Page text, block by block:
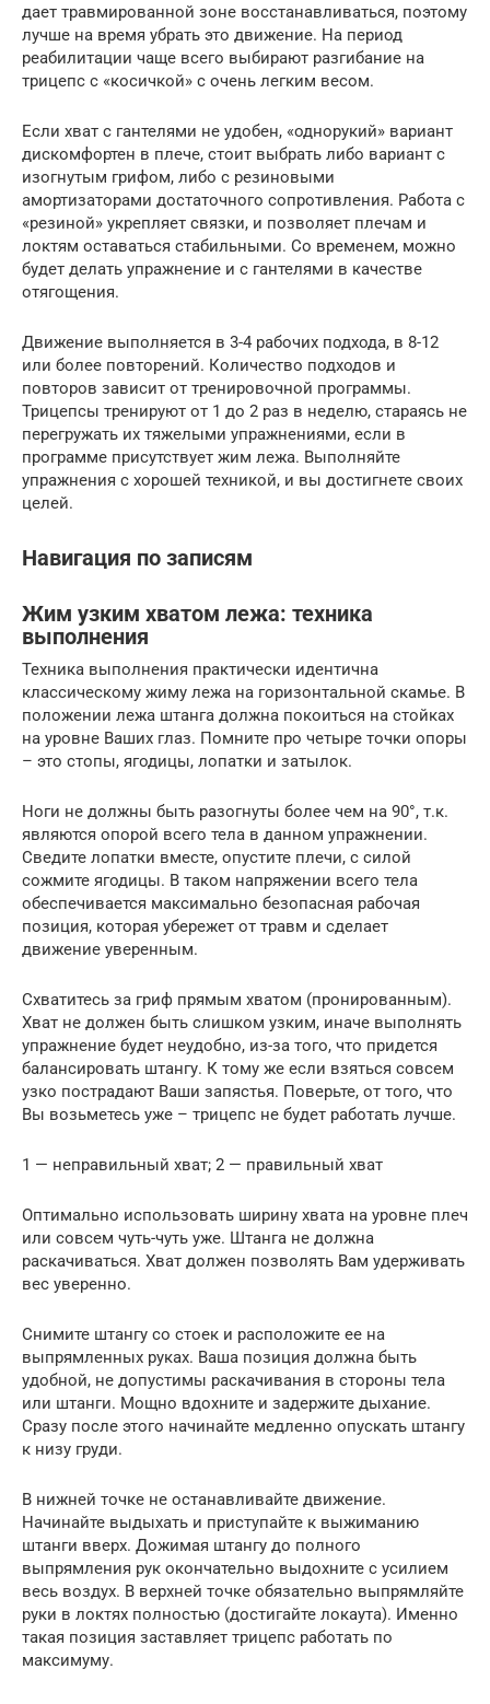
дает травмированной зоне восстанавливаться, поэтому
лучше на время убрать это движение. На период
реабилитации чаще всего выбирают разгибание на
трицепс с «косичкой» с очень легким весом.
Если хват с гантелями не удобен, «однорукий» вариант
дискомфортен в плече, стоит выбрать либо вариант с
изогнутым грифом, либо с резиновыми
амортизаторами достаточного сопротивления. Работа с
«резиной» укрепляет связки, и позволяет плечам и
локтям оставаться стабильными. Со временем, можно
будет делать упражнение и с гантелями в качестве
отягощения.
Движение выполняется в 3-4 рабочих подхода, в 8-12
или более повторений. Количество подходов и
повторов зависит от тренировочной программы.
Трицепсы тренируют от 1 до 2 раз в неделю, стараясь не
перегружать их тяжелыми упражнениями, если в
программе присутствует жим лежа. Выполняйте
упражнения с хорошей техникой, и вы достигнете своих
целей.
Навигация по записям
Жим узким хватом лежа: техника
выполнения
Техника выполнения практически идентична
классическому жиму лежа на горизонтальной скамье. В
положении лежа штанга должна покоиться на стойках
на уровне Ваших глаз. Помните про четыре точки опоры
– это стопы, ягодицы, лопатки и затылок.
Ноги не должны быть разогнуты более чем на 90°, т.к.
являются опорой всего тела в данном упражнении.
Сведите лопатки вместе, опустите плечи, с силой
сожмите ягодицы. В таком напряжении всего тела
обеспечивается максимально безопасная рабочая
позиция, которая убережет от травм и сделает
движение уверенным.
Схватитесь за гриф прямым хватом (пронированным).
Хват не должен быть слишком узким, иначе выполнять
упражнение будет неудобно, из-за того, что придется
балансировать штангу. К тому же если взяться совсем
узко пострадают Ваши запястья. Поверьте, от того, что
Вы возьметесь уже – трицепс не будет работать лучше.
1 — неправильный хват; 2 — правильный хват
Оптимально использовать ширину хвата на уровне плеч
или совсем чуть-чуть уже. Штанга не должна
раскачиваться. Хват должен позволять Вам удерживать
вес уверенно.
Снимите штангу со стоек и расположите ее на
выпрямленных руках. Ваша позиция должна быть
удобной, не допустимы раскачивания в стороны тела
или штанги. Мощно вдохните и задержите дыхание.
Сразу после этого начинайте медленно опускать штангу
к низу груди.
В нижней точке не останавливайте движение.
Начинайте выдыхать и приступайте к выжиманию
штанги вверх. Дожимая штангу до полного
выпрямления рук окончательно выдохните с усилием
весь воздух. В верхней точке обязательно выпрямляйте
руки в локтях полностью (достигайте локаута). Именно
такая позиция заставляет трицепс работать по
максимуму.